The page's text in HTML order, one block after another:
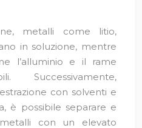
metalli come litio,
in soluzione, mentre
l’alluminio e il rame
Successivamente,
con solventi e
è possibile separare e
con un elevato